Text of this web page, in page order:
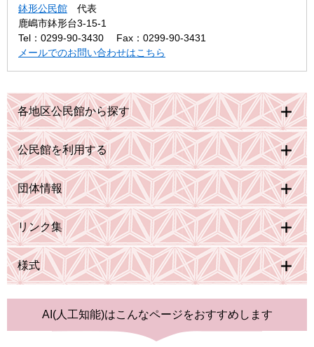
鉢形公民館
代表
鹿嶋市鉢形台3-15-1
Tel：0299-90-3430
Fax：0299-90-3431
メールでのお問い合わせはこちら
各地区公民館から探す
公民館を利用する
団体情報
リンク集
様式
AI(人工知能)はこんなページをおすすめします